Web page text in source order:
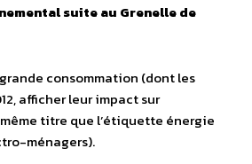
suite au Grenelle de
consommation (dont les
afficher leur impact sur
titre que l’étiquette énergie
ménagers).